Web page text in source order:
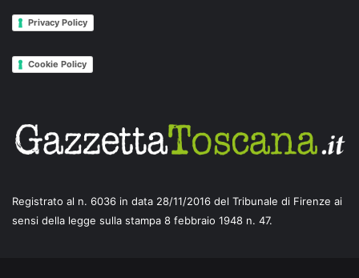
Privacy Policy
Cookie Policy
Registrato al n. 6036 in data 28/11/2016 del Tribunale di Firenze ai
sensi della legge sulla stampa 8 febbraio 1948 n. 47.